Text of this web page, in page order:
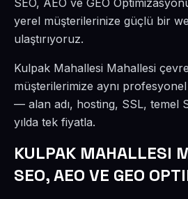
SEO, AEO ve GEO
yerel müşterilerinize güçlü bir
ulaştırıyoruz.
Kulpak Mahallesi Mahallesi
müşterilerimize aynı
— alan adı, hosting, SSL, temel
yılda tek fiyatla.
KULPAK MAHALLESI
SEO, AEO VE GEO